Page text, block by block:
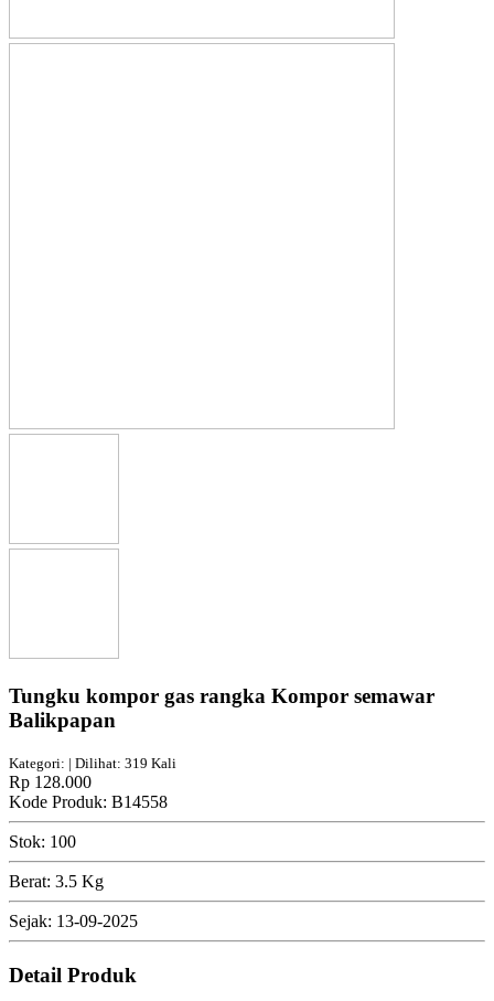
Tungku kompor gas rangka Kompor semawar
Balikpapan
Kategori: | Dilihat: 319 Kali
Rp 128.000
Kode Produk: B14558
Stok: 100
Berat: 3.5 Kg
Sejak: 13-09-2025
Detail Produk